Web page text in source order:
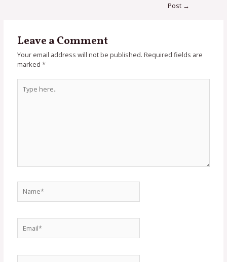
Post →
Leave a Comment
Your email address will not be published. Required fields are
marked*
here..